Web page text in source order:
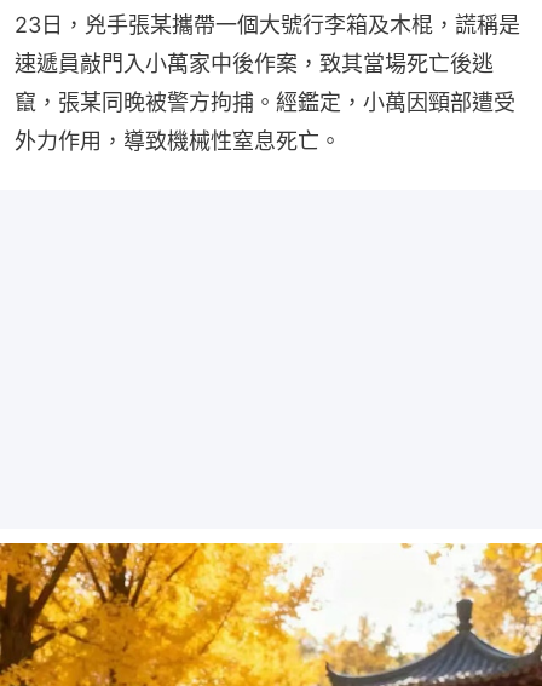
23日，兇手張某攜帶一個大號行李箱及木棍，謊稱是
速遞員敲門入小萬家中後作案，致其當場死亡後逃
竄，張某同晚被警方拘捕。經鑑定，小萬因頸部遭受
外力作用，導致機械性窒息死亡。